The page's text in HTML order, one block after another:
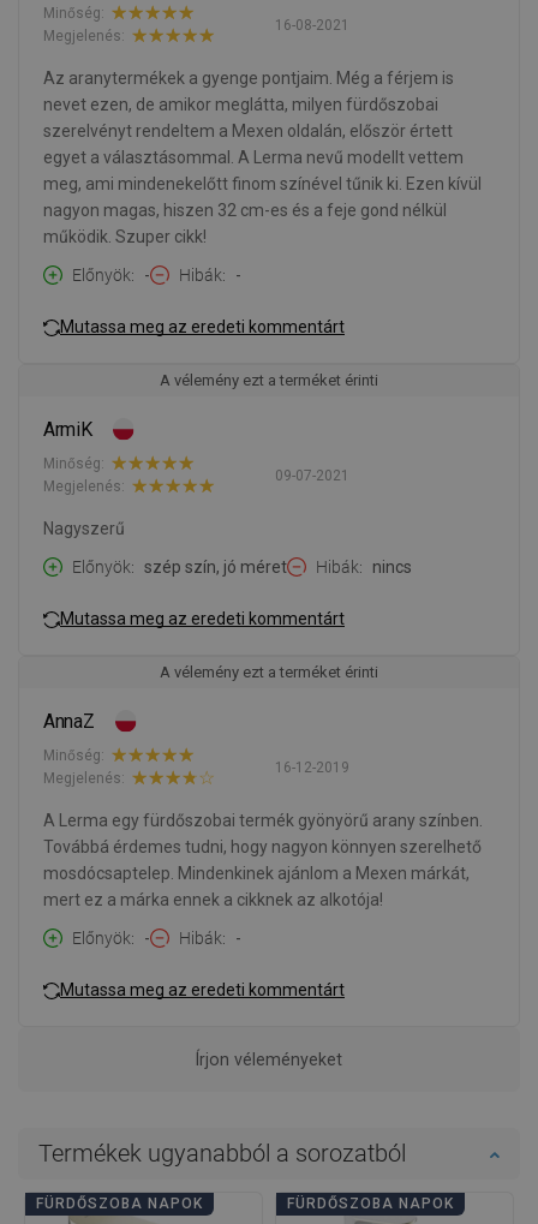
16-08-2021
Minőség:
Megjelenés:
Az aranytermékek a gyenge pontjaim. Még a férjem is
nevet ezen, de amikor meglátta, milyen fürdőszobai
szerelvényt rendeltem a Mexen oldalán, először értett
egyet a választásommal. A Lerma nevű modellt vettem
meg, ami mindenekelőtt finom színével tűnik ki. Ezen kívül
nagyon magas, hiszen 32 cm-es és a feje gond nélkül
működik. Szuper cikk!
Előnyök
- Hibák -
Mutassa meg az eredeti kommentárt
A vélemény ezt a terméket érinti
ArmiK
09-07-2021
Minőség:
Megjelenés:
Nagyszerű
Előnyök
szép szín, jó méret Hibák nincs
Mutassa meg az eredeti kommentárt
A vélemény ezt a terméket érinti
AnnaZ
16-12-2019
Minőség:
Megjelenés:
A Lerma egy fürdőszobai termék gyönyörű arany színben.
Továbbá érdemes tudni, hogy nagyon könnyen szerelhető
mosdócsaptelep. Mindenkinek ajánlom a Mexen márkát,
mert ez a márka ennek a cikknek az alkotója!
Előnyök
- Hibák -
Mutassa meg az eredeti kommentárt
Írjon véleményeket
Termékek ugyanabból a sorozatból
FÜRDŐSZOBA NAPOK FÜRDŐSZOBA NAPOK